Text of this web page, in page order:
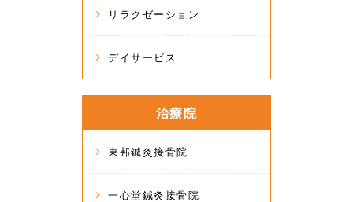
リラクゼーション
デイサービス
治療院
東邦鍼灸接骨院
一心堂鍼灸接骨院